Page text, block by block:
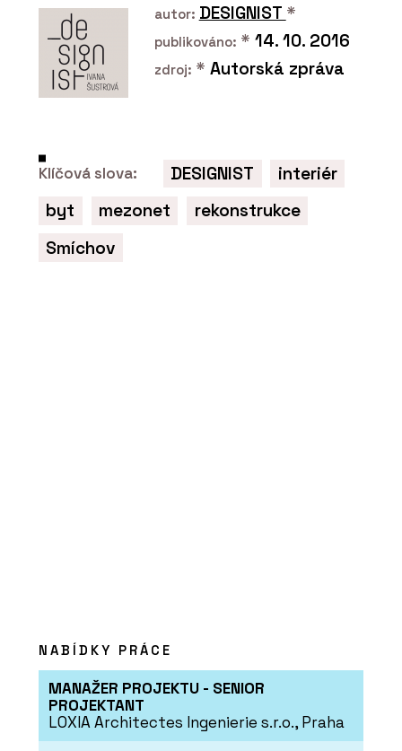
PRODUKTY
Stůl SETUP FREESTYLE DESK & BOARD
- PROFIL NÁBYTEK
autor: DESIGNIST *
publikováno: * 14. 10. 2016
zdroj: * Autorská zpráva
Klíčová slova: DESIGNIST
interiér
byt
mezonet
rekonstrukce
Smíchov
NABÍDKY PRÁCE
MANAŽER PROJEKTU - SENIOR
PROJEKTANT
LOXIA Architectes Ingenierie s.r.o., Praha